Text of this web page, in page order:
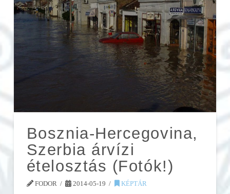
Bosznia-Hercegovina,
Szerbia árvízi
ételosztás (Fotók!)
FODOR 2014-05-19 KÉPTÁR